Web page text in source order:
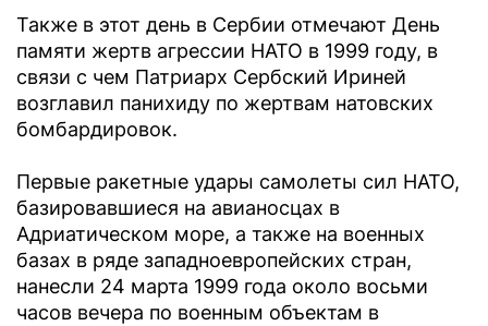
Также в этот день в Сербии отмечают День
памяти жертв агрессии НАТО в 1999 году, в
связи с чем Патриарх Сербский Ириней
возглавил панихиду по жертвам натовских
бомбардировок.
Первые ракетные удары самолеты сил НАТО,
базировавшиеся на авианосцах в
Адриатическом море, а также на военных
базах в ряде западноевропейских стран,
нанесли 24 марта 1999 года около восьми
часов вечера по военным объектам в